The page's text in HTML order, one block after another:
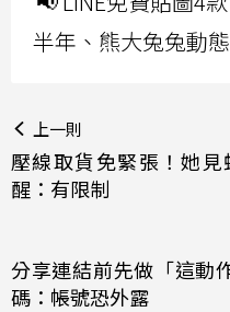
半年、熊大兔兔動
上一則
壓線取貨免緊張！她
醒：有限制
分享連結前先做「這動
碼：帳號恐外露